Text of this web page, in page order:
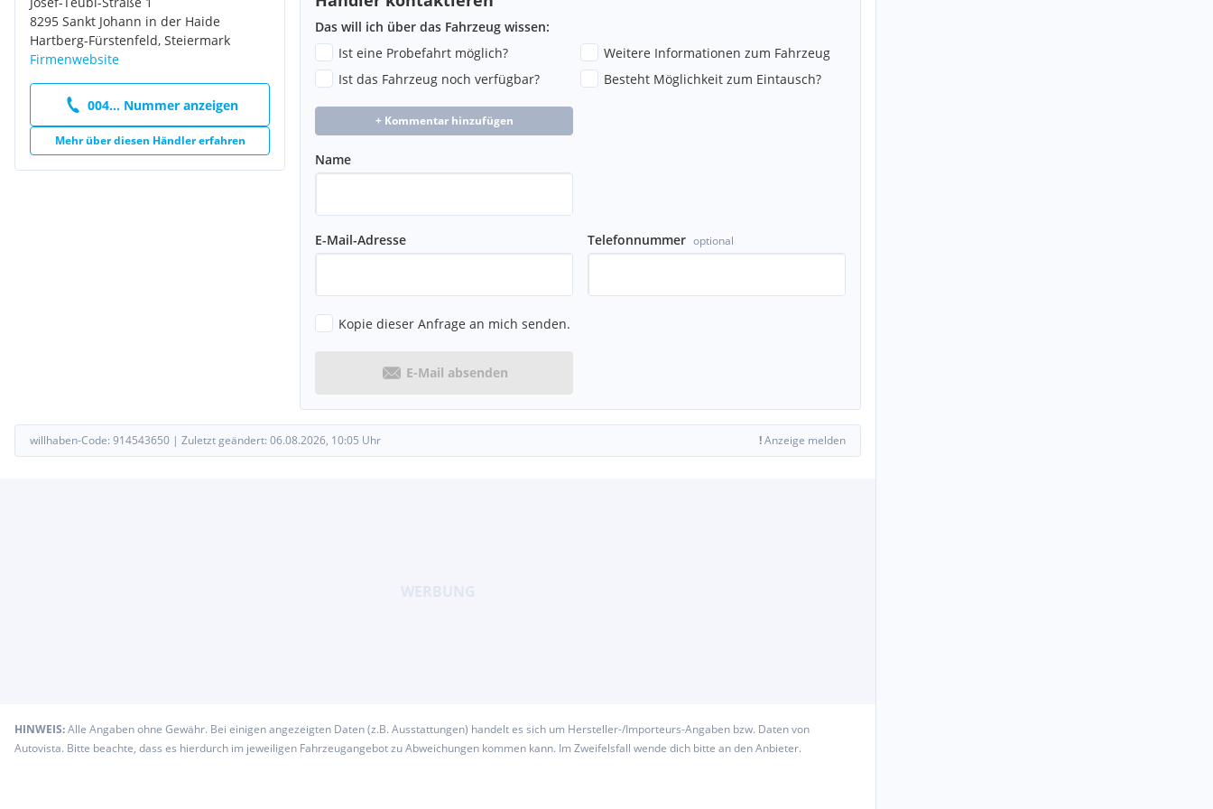
8295 Sankt Johann in der Haide
Hartberg-Fürstenfeld, Steiermark
Firmenwebsite
004... Nummer anzeigen
Mehr über diesen Händler erfahren
Das will ich über das Fahrzeug wissen:
Ist eine Probefahrt möglich?
Weitere Informationen zum Fahrzeug
Ist das Fahrzeug noch verfügbar?
Besteht Möglichkeit zum Eintausch?
+ Kommentar hinzufügen
Name
E-Mail-Adresse Telefonnummer optional
Kopie dieser Anfrage an mich senden.
E-Mail absenden
willhaben-Code: 914543650 | Zuletzt geändert: 06.08.2026, 10:05 Uhr !Anzeige melden
HINWEIS:Alle Angaben ohne Gewähr. Bei einigen angezeigten Daten (z.B. Ausstattungen) handelt es sich um Hersteller-/Importeurs-Angaben bzw. Daten von
Autovista. Bitte beachte, dass es hierdurch im jeweiligen Fahrzeugangebot zu Abweichungen kommen kann. Im Zweifelsfall wende dich bitte an den Anbieter.